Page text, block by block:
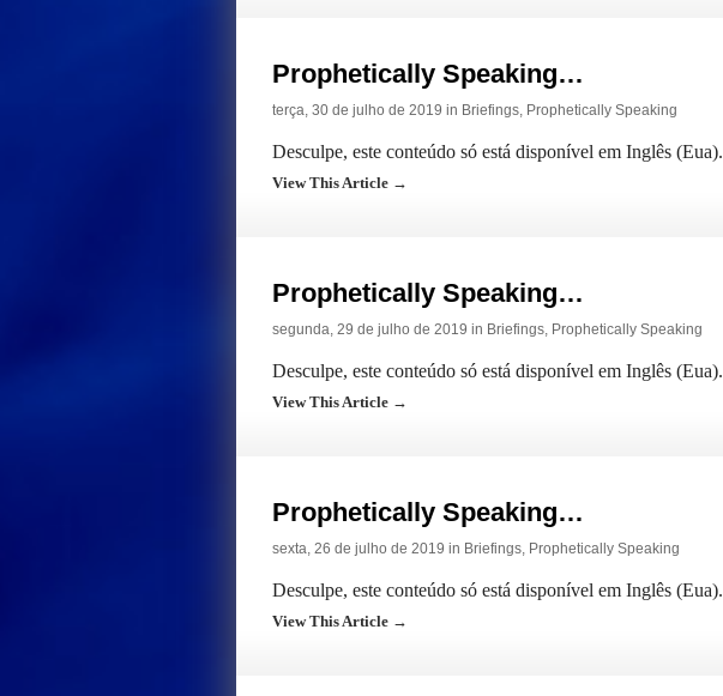
Prophetically Speaking…
terça, 30 de julho de 2019 in Briefings, Prophetically Speaking
Desculpe, este conteúdo só está disponível em Inglês (Eua).
View This Article →
Prophetically Speaking…
segunda, 29 de julho de 2019 in Briefings, Prophetically Speaking
Desculpe, este conteúdo só está disponível em Inglês (Eua).
View This Article →
Prophetically Speaking…
sexta, 26 de julho de 2019 in Briefings, Prophetically Speaking
Desculpe, este conteúdo só está disponível em Inglês (Eua).
View This Article →